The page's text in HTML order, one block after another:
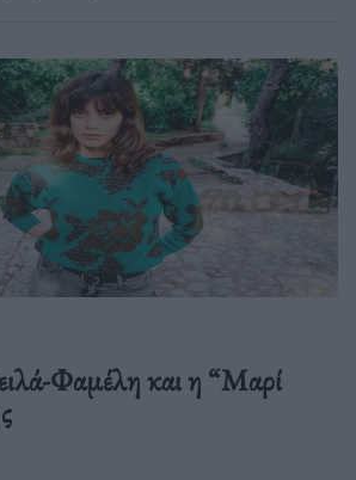
Φαμέλη και η “Μαρί